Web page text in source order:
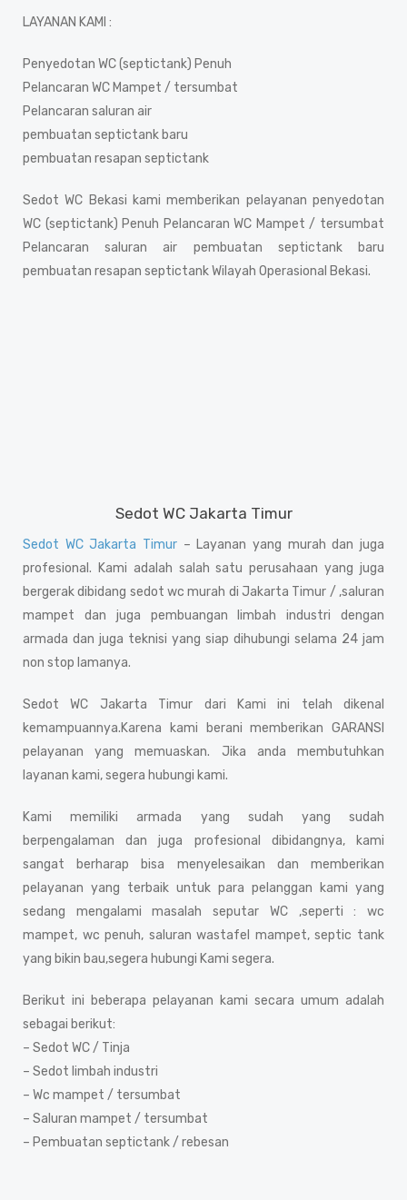
LAYANAN KAMI :
Penyedotan WC (septictank) Penuh
Pelancaran WC Mampet / tersumbat
Pelancaran saluran air
pembuatan septictank baru
pembuatan resapan septictank
Sedot WC Bekasi kami memberikan pelayanan penyedotan
WC (septictank) Penuh Pelancaran WC Mampet / tersumbat
Pelancaran saluran air pembuatan septictank baru
pembuatan resapan septictank Wilayah Operasional Bekasi.
Sedot WC Jakarta Timur
Sedot WC Jakarta Timur – Layanan yang murah dan juga
profesional. Kami adalah salah satu perusahaan yang juga
bergerak dibidang sedot wc murah di Jakarta Timur / ,saluran
mampet dan juga pembuangan limbah industri dengan
armada dan juga teknisi yang siap dihubungi selama 24 jam
non stop lamanya.
Sedot WC Jakarta Timur dari Kami ini telah dikenal
kemampuannya.Karena kami berani memberikan GARANSI
pelayanan yang memuaskan. Jika anda membutuhkan
layanan kami, segera hubungi kami.
Kami memiliki armada yang sudah yang sudah
berpengalaman dan juga profesional dibidangnya, kami
sangat berharap bisa menyelesaikan dan memberikan
pelayanan yang terbaik untuk para pelanggan kami yang
sedang mengalami masalah seputar WC ,seperti : wc
mampet, wc penuh, saluran wastafel mampet, septic tank
yang bikin bau,segera hubungi Kami segera.
Berikut ini beberapa pelayanan kami secara umum adalah
sebagai berikut:
– Sedot WC / Tinja
– Sedot limbah industri
– Wc mampet / tersumbat
– Saluran mampet / tersumbat
– Pembuatan septictank / rebesan